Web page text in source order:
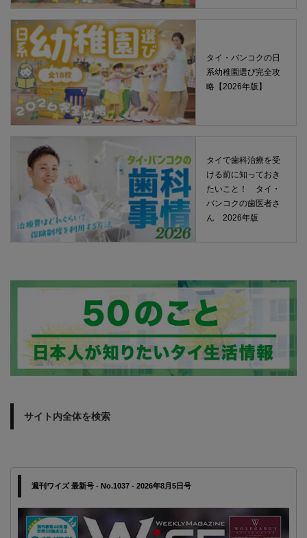
タイ・バンコクの日
系幼稚園選び完全攻
略【2026年版】
タイで歯科治療を受
ける前に知っておき
たいこと！ タイ・
バンコクの歯医者さ
ん 2026年版
サイト内全体を検索
週刊ワイズ 最新号 - No.1037 - 2026年8月5日号